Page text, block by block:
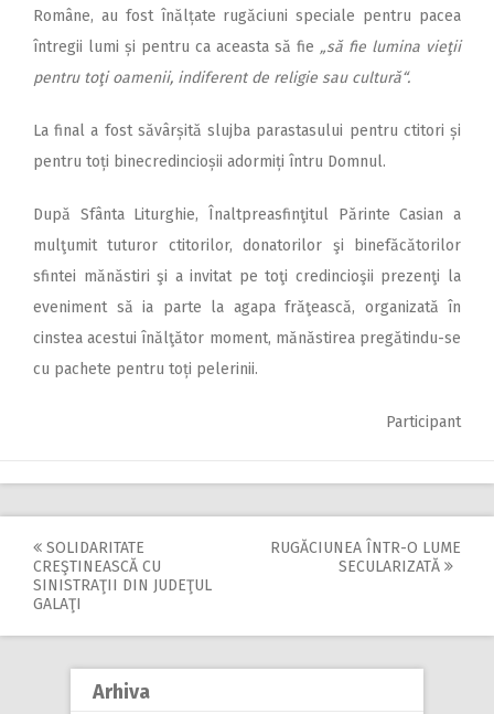
Române, au fost înălțate rugăciuni speciale pentru pacea
întregii lumi și pentru ca aceasta să fie „să fie lumina vieţii
pentru toţi oamenii, indiferent de religie sau cultură“.
La final a fost săvârșită slujba parastasului pentru ctitori și
pentru toți binecredincioșii adormiți întru Domnul.
După Sfânta Liturghie, Înaltpreasfinţitul Părinte Casian a
mulţumit tuturor ctitorilor, donatorilor şi binefăcătorilor
sfintei mănăstiri şi a invitat pe toţi credincioşii prezenţi la
eveniment să ia parte la agapa frăţească, organizată în
cinstea acestui înălţător moment, mănăstirea pregătindu-se
cu pachete pentru toți pelerinii.
Participant
Post
navigation
SOLIDARITATE
CREŞTINEASCĂ CU
SINISTRAŢII DIN JUDEŢUL
GALAŢI
RUGĂCIUNEA ÎNTR-O LUME
SECULARIZATĂ
Arhiva